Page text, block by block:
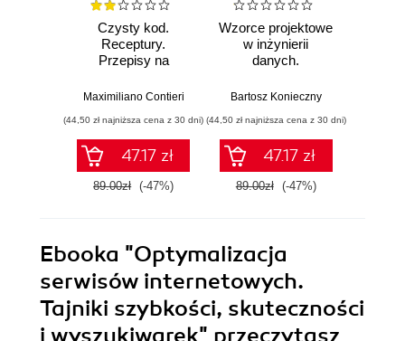
Czysty kod.
Receptury.
Przepisy na
struktury i jakości
Maximiliano Contieri
(44,50 zł najniższa cena z 30 dni)
47.17 zł
89.00zł (-47%)
Wzorce projektowe
w inżynierii
danych.
rozwiązania i dobre
Bartosz Konieczny
(44,50 zł najniższa cena z 30 dni)
47.17 zł
89.00zł (-47%)
Ebooka "Optymalizacja
serwisów internetowych.
Tajniki szybkości, skuteczności
i wyszukiwarek" przeczytasz